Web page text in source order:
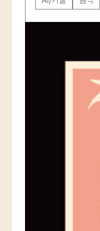
카카오로 시작하